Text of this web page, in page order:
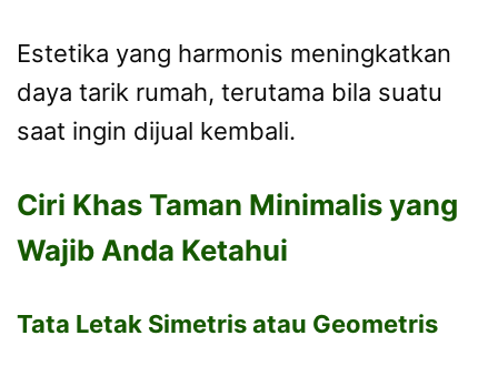
Estetika yang harmonis meningkatkan
daya tarik rumah, terutama bila suatu
saat ingin dijual kembali.
Ciri Khas Taman Minimalis yang
Wajib Anda Ketahui
Tata Letak Simetris atau Geometris